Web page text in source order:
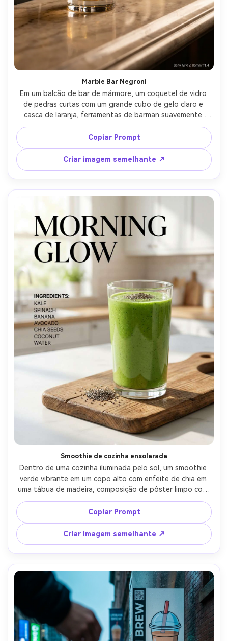
Marble Bar Negroni
Em um balcão de bar de mármore, um coquetel de vidro
de pedras curtas com um grande cubo de gelo claro e
casca de laranja, ferramentas de barman suavemente
borradas no fundo, layout de anúncio de pôster premium
com bloco de título em negrito e espaço em branco para
cópia, iluminação de barra de tungstênio quente com
borda sutil, Sony A7R V, 85mm f/1.4, bokeh raso,
composição fora do centro seguindo a regra de terços,
reflexos realistas e textura de vidro, alta resolução, foco
nítido-AR 4:5
Copiar Prompt
Criar imagem semelhante ↗
Smoothie de cozinha ensolarada
Dentro de uma cozinha iluminada pelo sol, um smoothie
verde vibrante em um copo alto com enfeite de chia em
uma tábua de madeira, composição de pôster limpo com
letras serif modernas e uma pequena área de lista de
ingredientes, luz matinal suave e sombras suaves, Canon
EOS R6 Mark II, 35mm, ângulo ligeiramente baixo para se
sentir alto e icônico, humor brilhante para a saúde,
destaques realistas, clareza pronta para impressão, alta
resolução-AR 4:5
Copiar Prompt
Criar imagem semelhante ↗
Crie imagens com
IA sem limites.
100% grátis!
Comece Grátis →